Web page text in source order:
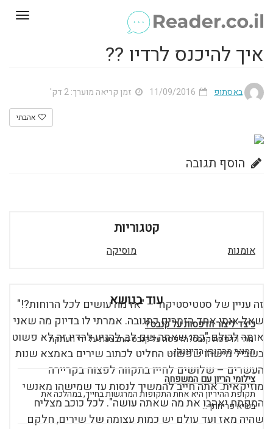
איך להיכנס לרדיו ??
באסתופ זמן קריאה מוערך: 2 דק'
אהבתי
זה עניין של סטטיסטיקה – "אז מה עושים לכל הרוחות?!"
שאל אותי אחד הזמרים כתגובה. אמרתי לו בדיוק מה שאני
אומר לכולם "כמו שאתה שם לב, להגיע לרדיו זה לא פשוט
בשביל מישהו שפשוט החליט לכתוב שירים באמצא שנות
העשרים – שלושים לחייו בתקווה לפצוח בקריירה
מוזיקאית. אתה חייב להמשיך לנסות עד שמישהו מאנשי
המפתח יאהבו את מה שאתה עושה". לכל כוכב מצליח
שהיה מאז ועד עולם יש כמות עצומה של שירים, חלקם
הוסף תגובה
קטגוריות
אומנות מוסיקה
עוד בנושא
כיצד ליצור הדפסות על קנבס?
מהי הדפסת קנבס?הדפסה על קנבס מתבצעת על ידי העתקת
תמונה מהקובץ הדיגיטלי...
צילומי הריון עם המשפחה
תקופת ההיריון היא אחת התקופות המרגשות בחייך, במהלכה את
בשיא פריחתך...